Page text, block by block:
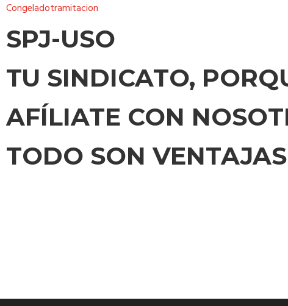
Congeladotramitacion
SPJ-USO
TU SINDICATO,
AFÍLIATE CON
TODO SON VENTAJAS